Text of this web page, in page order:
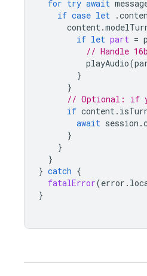
for try await
if case let .
content.
if let part =
// Handle
playAudio(
}
}
// Optional: if
if content.
await session .
}
}
}
} catch {
fatalError(error .
}